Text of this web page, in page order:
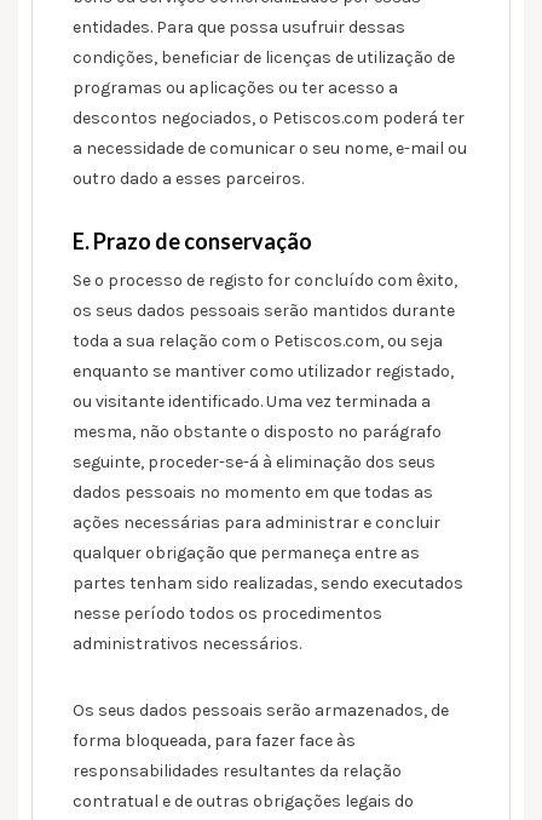
entidades. Para que possa usufruir dessas
condições, beneficiar de licenças de utilização de
programas ou aplicações ou ter acesso a
descontos negociados, o Petiscos.com poderá ter
a necessidade de comunicar o seu nome, e-mail ou
outro dado a esses parceiros.
E. Prazo de conservação
Se o processo de registo for concluído com êxito,
os seus dados pessoais serão mantidos durante
toda a sua relação com o Petiscos.com, ou seja
enquanto se mantiver como utilizador registado,
ou visitante identificado. Uma vez terminada a
mesma, não obstante o disposto no parágrafo
seguinte, proceder-se-á à eliminação dos seus
dados pessoais no momento em que todas as
ações necessárias para administrar e concluir
qualquer obrigação que permaneça entre as
partes tenham sido realizadas, sendo executados
nesse período todos os procedimentos
administrativos necessários.
Os seus dados pessoais serão armazenados, de
forma bloqueada, para fazer face às
responsabilidades resultantes da relação
contratual e de outras obrigações legais do